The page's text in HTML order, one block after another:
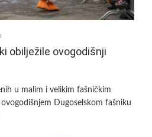
9
DO
obilježile ovogodišnji
u malim i velikim fašničkim
Dugoselskom fašniku